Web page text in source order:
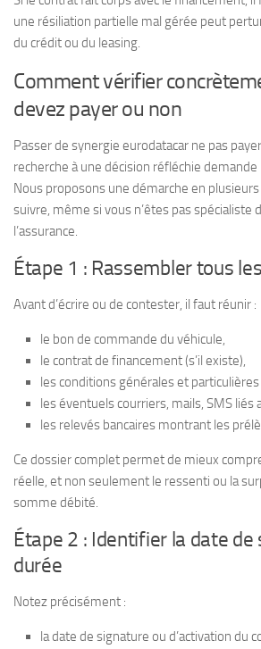
une résiliation partielle mal gérée peut
du crédit ou du leasing.
Comment vérifier
devez payer ou non
Passer de synergie eurodatacar ne pas
recherche à une décision réfléchie
Nous proposons une démarche en
suivre, même si vous n’êtes pas spécialiste
l’assurance.
Étape 1 : Rassembler tous
Avant d’écrire ou de contester, il faut réunir :
le bon de commande du véhicule,
le contrat de financement (s’il existe),
les conditions générales et
les éventuels courriers, mails, SMS liés
les relevés bancaires montrant les
Ce dossier complet permet de mieux
réelle, et non seulement le ressenti ou la
somme débité.
Étape 2 : Identifier la date
durée
Notez précisément :
la date de signature ou d’activation du